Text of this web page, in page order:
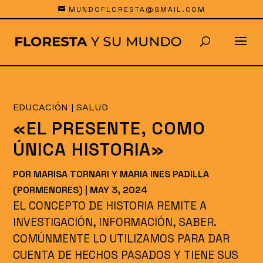
MUNDOFLORESTA@GMAIL.COM
EDUCACIÓN |SALUD
«EL PRESENTE, COMO
ÚNICA HISTORIA»
POR MARISA TORNARI Y MARIA INES PADILLA
(PORMENORES)
MAY 3, 2024
EL CONCEPTO DE HISTORIA REMITE A
INVESTIGACIÓN, INFORMACIÓN, SABER.
COMÚNMENTE LO UTILIZAMOS PARA DAR
CUENTA DE HECHOS PASADOS Y TIENE SUS